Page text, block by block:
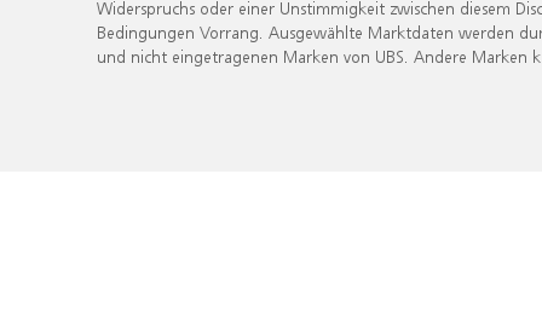
Widerspruchs oder einer Unstimmigkeit zwischen diesem
Bedingungen Vorrang. Ausgewählte Marktdaten werden
und nicht eingetragenen Marken von UBS. Andere Marken